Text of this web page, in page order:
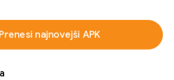
najnovejši APK